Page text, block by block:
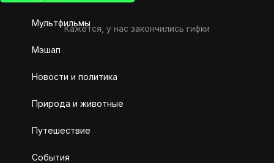
Мультфильмы
Мэшап
Новости и политика
Природа и животные
Путешествие
События
Кажется, у нас закончились гифки